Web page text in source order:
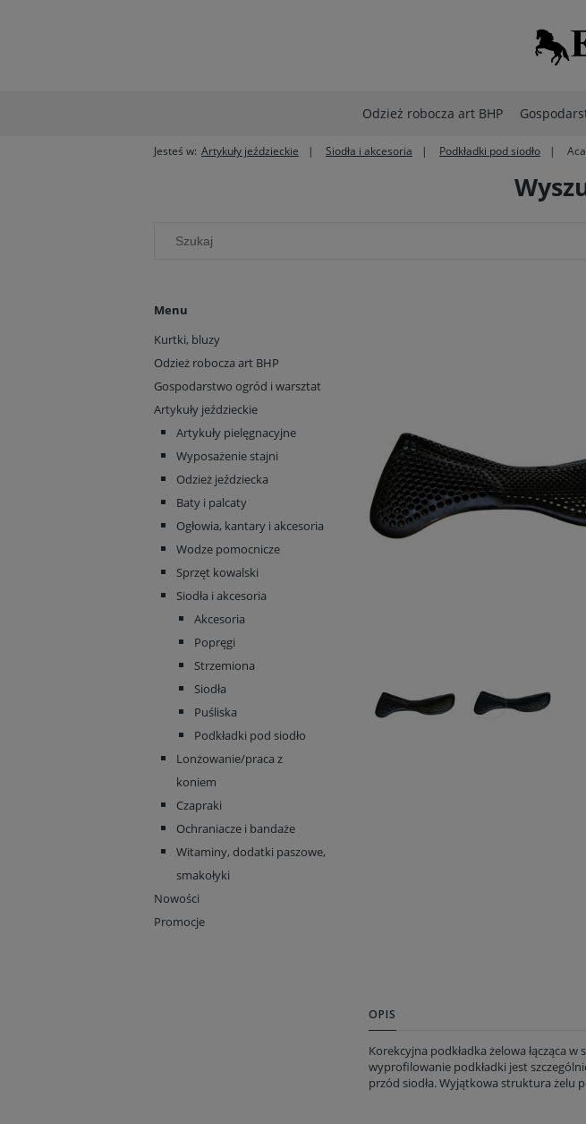
Odzież robocza art BHP
Jesteś w: Artykuły jeździeckie Siodła i akcesoria Podkładki pod siodło
Menu
Kurtki, bluzy
Odzież robocza art BHP
Gospodarstwo ogród i warsztat
Artykuły jeździeckie
Artykuły pielęgnacyjne
Wyposażenie stajni
Odzież jeździecka
Baty i palcaty
Ogłowia, kantary i akcesoria
Wodze pomocnicze
Sprzęt kowalski
Siodła i akcesoria
Akcesoria
Popręgi
Strzemiona
Siodła
Puśliska
Podkładki pod siodło
Lonżowanie/praca z
koniem
Czapraki
Ochraniacze i bandaże
Witaminy, dodatki paszowe,
smakołyki
Nowości
Promocje
OPIS
Korekcyjna podkładka żelowa łącząca
wyprofilowanie podkładki jest
przód siodła. Wyjątkowa struktura żelu